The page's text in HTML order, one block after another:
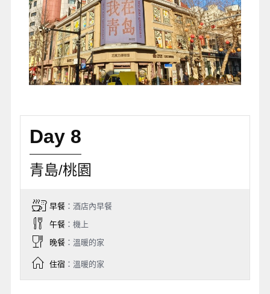
Day 8
青島/桃園
早餐：酒店內早餐
午餐：機上
晚餐：溫暖的家
住宿：溫暖的家